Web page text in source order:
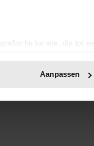
locatie, die tot
te scannen op
in de
te
Aanpassen